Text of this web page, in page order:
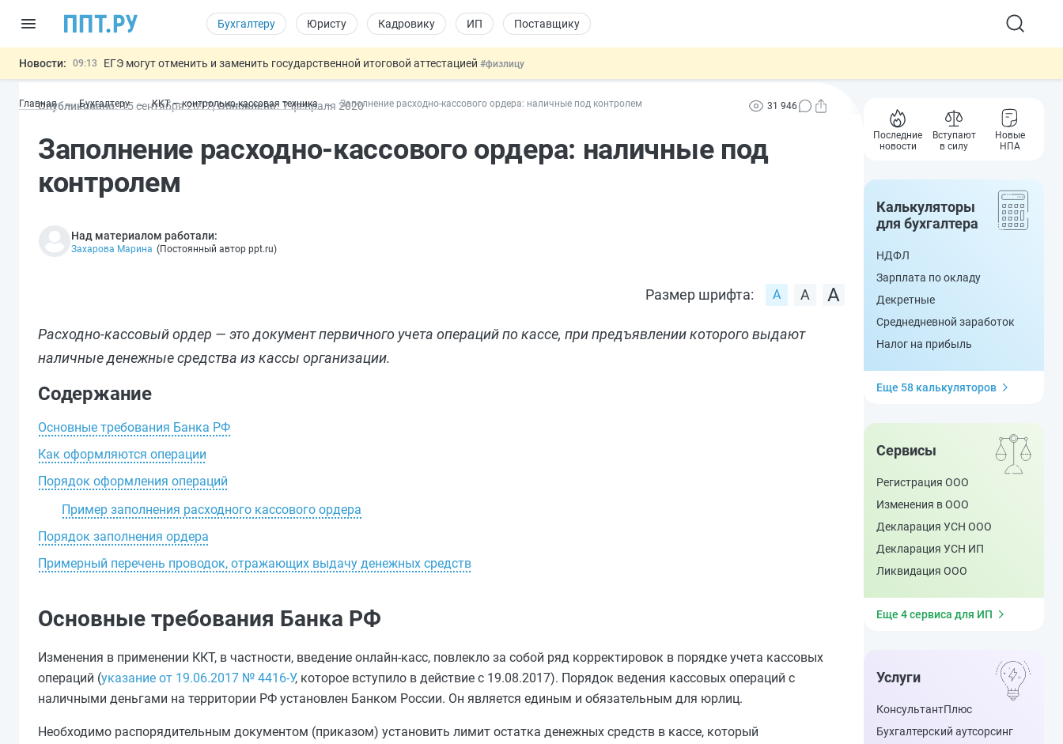
Бухгалтеру Юристу Кадровику ИП Поставщику
Новости: 09:13 ЕГЭ могут отменить и заменить государственной итоговой аттестацией #физлицу
06.08 Минпромторг предложил запретить смешанные лоты электроники в госзакупках#заказчику
06.08
Важно Обеспечительный платёж СПОТ могут заменить банковской гарантией#бухгалтеру
Главная Бухгалтеру ККТ — контрольно-кассовая техника Заполнение расходно-кассового ордера: наличные под контролем
Опубликовано: 15 сентября2017 Обновлено: 7 февраля 2020 31 946
Заполнение расходно-кассового ордера: наличные под
контролем
Над материалом работали:
Захарова Марина (Постоянный автор ppt.ru)
Размер шрифта:
Расходно-кассовый ордер — это документ первичного учета операций по кассе, при предъявлении которого выдают
наличные денежные средства из кассы организации.
Содержание
Основные требования Банка РФ
Как оформляются операции
Порядок оформления операций
Пример заполнения расходного кассового ордера
Порядок заполнения ордера
Примерный перечень проводок, отражающих выдачу денежных средств
Основные требования Банка РФ
Изменения в применении ККТ, в частности, введение онлайн-касс, повлекло за собой ряд корректировок в порядке учета кассовых
операций (указание от 19.06.2017 № 4416-У, которое вступило в действие с 19.08.2017). Порядок ведения кассовых операций с
наличными деньгами на территории РФ установлен Банком России. Он является единым и обязательным для юрлиц.
Необходимо распорядительным документом (приказом) установить лимит остатка денежных средств в кассе, который
Последние
новости
Вступают
в силу
Новые
НПА
Калькуляторы
для бухгалтера
НДФЛ
Зарплата по окладу
Декретные
Среднедневной заработок
Налог на прибыль
Еще 58 калькуляторов
Сервисы
Регистрация ООО
Изменения в ООО
Декларация УСН ООО
Декларация УСН ИП
Ликвидация ООО
Еще 4 сервиса для ИП
Услуги
КонсультантПлюс
Бухгалтерский аутсорсинг